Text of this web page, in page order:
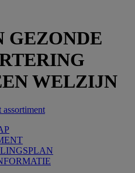
GEZONDE
WELZIJN